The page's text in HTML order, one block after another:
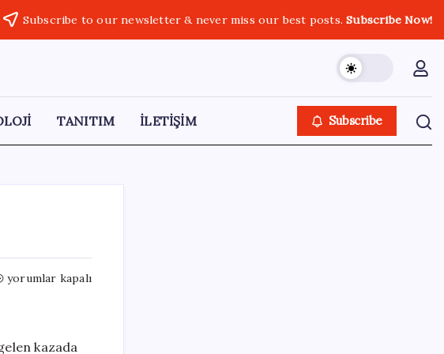
Subscribe to our newsletter & never miss our best posts.Subscribe Now!
TANITIM İLETİŞİM Subscribe
Taraftar
Yaralı,
yorumlar kapalı
kazada